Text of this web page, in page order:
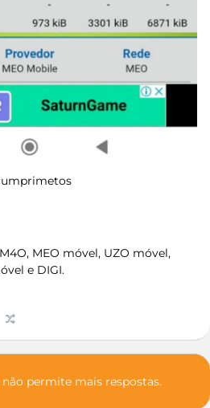
MEO móvel, UZO móvel,
e DIGI.
permite mais respostas.